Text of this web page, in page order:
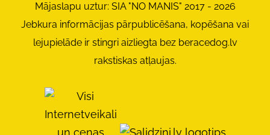
Mājaslapu uztur: SIA "NO MANIS" 2017 - 2026
Jebkura informācijas pārpublicēšana, kopēšana vai
lejupielāde ir stingri aizliegta bez beracedog.lv
rakstiskas atļaujas.